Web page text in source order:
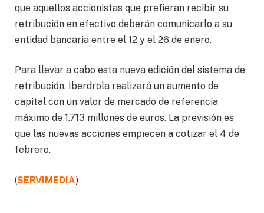
que aquellos accionistas que prefieran recibir su
retribución en efectivo deberán comunicarlo a su
entidad bancaria entre el 12 y el 26 de enero.
Para llevar a cabo esta nueva edición del sistema de
retribución, Iberdrola realizará un aumento de
capital con un valor de mercado de referencia
máximo de 1.713 millones de euros. La previsión es
que las nuevas acciones empiecen a cotizar el 4 de
febrero.
(SERVIMEDIA)